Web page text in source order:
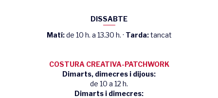
DISSABTE
Matí:de 10 h. a 13.30 h. · Tarda:tancat
COSTURA CREATIVA-PATCHWORK
Dimarts, dimecres i dijous:
de 10 a 12 h.
Dimarts i dimecres: